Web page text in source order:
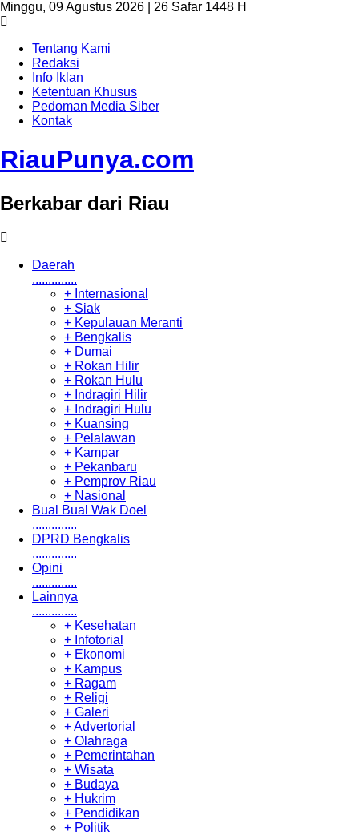
Minggu, 09 Agustus 2026 | 26 Safar 1448 H
Tentang Kami
Redaksi
Info Iklan
Ketentuan Khusus
Pedoman Media Siber
Kontak
RiauPunya.com
Berkabar dari Riau
Daerah
..............
+ Internasional
+ Siak
+ Kepulauan Meranti
+ Bengkalis
+ Dumai
+ Rokan Hilir
+ Rokan Hulu
+ Indragiri Hilir
+ Indragiri Hulu
+ Kuansing
+ Pelalawan
+ Kampar
+ Pekanbaru
+ Pemprov Riau
+ Nasional
Bual Bual Wak Doel
..............
DPRD Bengkalis
..............
Opini
..............
Lainnya
..............
+ Kesehatan
+ Infotorial
+ Ekonomi
+ Kampus
+ Ragam
+ Religi
+ Galeri
+ Advertorial
+ Olahraga
+ Pemerintahan
+ Wisata
+ Budaya
+ Hukrim
+ Pendidikan
+ Politik